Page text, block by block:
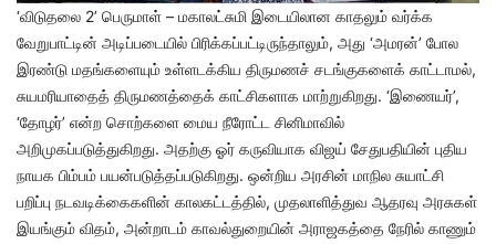
‘விடுதலை 2’ பெருமாள் – மகாலட்சுமி இடையிலான காதலும் வர்க்க
வேறுபாட்டின் அடிப்படையில் பிரிக்கப்பட்டிருந்தாலும், அது ‘அமரன்’ போல
இரண்டு மதங்களையும் உள்ளடக்கிய திருமணச் சடங்குகளைக் காட்டாமல்,
சுயமரியாதைத் திருமணத்தைக் காட்சிகளாக மாற்றுகிறது. ‘இணையர்’,
‘தோழர்’ என்ற சொற்களை மைய நீரோட்ட சினிமாவில்
அறிமுகப்படுத்துகிறது. அதற்கு ஓர் கருவியாக விஜய் சேதுபதியின் புதிய
நாயக பிம்பம் பயன்படுத்தப்படுகிறது. ஒன்றிய அரசின் மாநில சுயாட்சி
பறிப்பு நடவடிக்கைகளின் காலகட்டத்தில், முதலாளித்துவ ஆதரவு அரசுகள்
இயங்கும் விதம், அன்றாடம் காவல்துறையின் அராஜகத்தை நேரில் காணும்